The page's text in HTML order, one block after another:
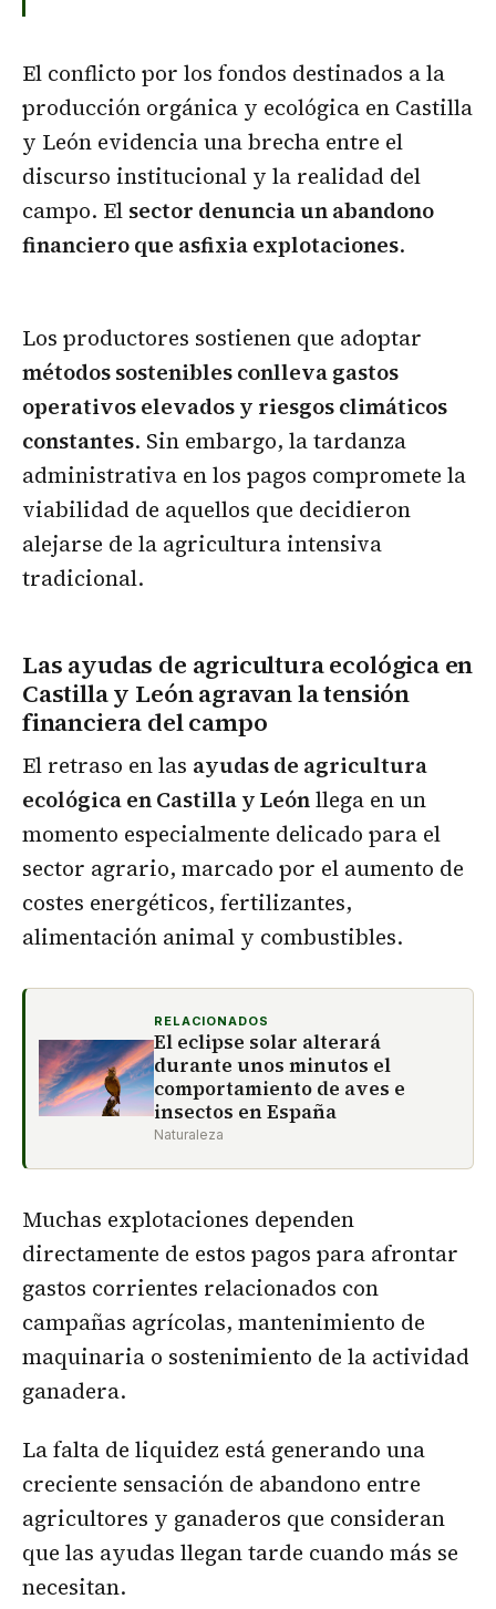
El conflicto por los fondos destinados a la
producción orgánica y ecológica en Castilla
y León evidencia una brecha entre el
discurso institucional y la realidad del
campo. El sector denuncia un abandono
financiero que asfixia explotaciones.
Los productores sostienen que adoptar
métodos sostenibles conlleva gastos
operativos elevados y riesgos climáticos
constantes. Sin embargo, la tardanza
administrativa en los pagos compromete la
viabilidad de aquellos que decidieron
alejarse de la agricultura intensiva
tradicional.
Las ayudas de agricultura ecológica en
Castilla y León agravan la tensión
financiera del campo
El retraso en las ayudas de agricultura
ecológica en Castilla y Leónllega en un
momento especialmente delicado para el
sector agrario, marcado por el aumento de
costes energéticos, fertilizantes,
alimentación animal y combustibles.
RELACIONADOS
El eclipse solar alterará
durante unos minutos el
comportamiento de aves e
insectos en España
Naturaleza
Muchas explotaciones dependen
directamente de estos pagos para afrontar
gastos corrientes relacionados con
campañas agrícolas, mantenimiento de
maquinaria o sostenimiento de la actividad
ganadera.
La falta de liquidez está generando una
creciente sensación de abandono entre
agricultores y ganaderos que consideran
que las ayudas llegan tarde cuando más se
necesitan.